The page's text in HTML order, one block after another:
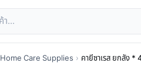
Home Care Supplies › คายีซาเรส ยกลัง *